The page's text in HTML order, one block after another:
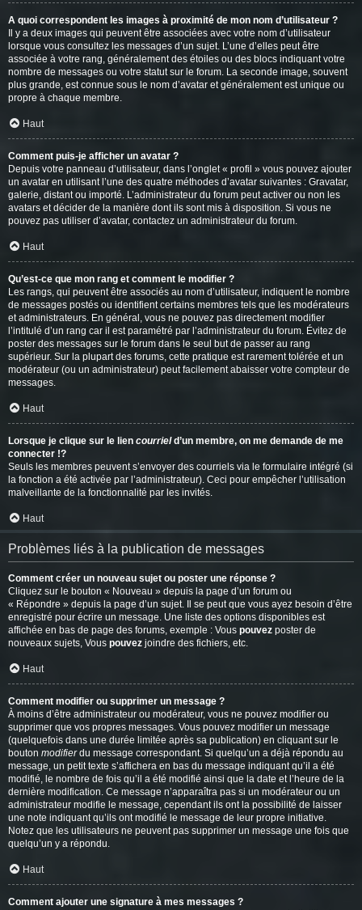
A quoi correspondent les images à proximité de mon nom d’utilisateur ?
Il y a deux images qui peuvent être associées avec votre nom d’utilisateur
lorsque vous consultez les messages d’un sujet. L’une d’elles peut être
associée à votre rang, généralement des étoiles ou des blocs indiquant votre
nombre de messages ou votre statut sur le forum. La seconde image, souvent
plus grande, est connue sous le nom d’avatar et généralement est unique ou
propre à chaque membre.
Haut
Comment puis-je afficher un avatar ?
Depuis votre panneau d’utilisateur, dans l’onglet « profil » vous pouvez ajouter
un avatar en utilisant l’une des quatre méthodes d’avatar suivantes : Gravatar,
galerie, distant ou importé. L’administrateur du forum peut activer ou non les
avatars et décider de la manière dont ils sont mis à disposition. Si vous ne
pouvez pas utiliser d’avatar, contactez un administrateur du forum.
Haut
Qu’est-ce que mon rang et comment le modifier ?
Les rangs, qui peuvent être associés au nom d’utilisateur, indiquent le nombre
de messages postés ou identifient certains membres tels que les modérateurs
et administrateurs. En général, vous ne pouvez pas directement modifier
l’intitulé d’un rang car il est paramétré par l’administrateur du forum. Évitez de
poster des messages sur le forum dans le seul but de passer au rang
supérieur. Sur la plupart des forums, cette pratique est rarement tolérée et un
modérateur (ou un administrateur) peut facilement abaisser votre compteur de
messages.
Haut
Lorsque je clique sur le lien courrield’un membre, on me demande de me
connecter !?
Seuls les membres peuvent s’envoyer des courriels via le formulaire intégré (si
la fonction a été activée par l’administrateur). Ceci pour empêcher l’utilisation
malveillante de la fonctionnalité par les invités.
Haut
Problèmes liés à la publication de messages
Comment créer un nouveau sujet ou poster une réponse ?
Cliquez sur le bouton « Nouveau » depuis la page d’un forum ou
« Répondre » depuis la page d’un sujet. Il se peut que vous ayez besoin d’être
enregistré pour écrire un message. Une liste des options disponibles est
affichée en bas de page des forums, exemple : Vous pouvez poster de
nouveaux sujets, Vous pouvez joindre des fichiers, etc.
Haut
Comment modifier ou supprimer un message ?
À moins d’être administrateur ou modérateur, vous ne pouvez modifier ou
supprimer que vos propres messages. Vous pouvez modifier un message
(quelquefois dans une durée limitée après sa publication) en cliquant sur le
bouton modifierdu message correspondant. Si quelqu’un a déjà répondu au
message, un petit texte s’affichera en bas du message indiquant qu’il a été
modifié, le nombre de fois qu’il a été modifié ainsi que la date et l’heure de la
dernière modification. Ce message n’apparaîtra pas si un modérateur ou un
administrateur modifie le message, cependant ils ont la possibilité de laisser
une note indiquant qu’ils ont modifié le message de leur propre initiative.
Notez que les utilisateurs ne peuvent pas supprimer un message une fois que
quelqu’un y a répondu.
Haut
Comment ajouter une signature à mes messages ?